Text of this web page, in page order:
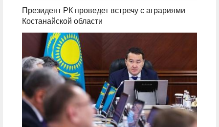
Президент РК проведет встречу с аграриями
Костанайской области